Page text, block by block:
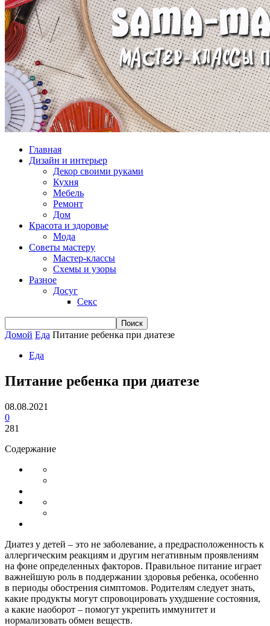
Главная
Дизайн и интерьер
Декор своими руками
Кухня
Мебель
Ремонт
Дом
Красота и здоровье
Мода
Советы мастеру
Мастер-классы
Схемы и узоры
Разное
Досуг
Секс
Домой Еда Питание ребенка при диатезе
Еда
Питание ребенка при диатезе
08.08.2021
0
281
Содержание
Диатез у детей – это не заболевание, а предрасположенность к
аллергическим реакциям и другим негативным проявлениям
на фоне определенных факторов. Правильное питание играет
важнейшую роль в поддержании здоровья ребенка, особенно
в периоды обострения симптомов. Родителям следует знать,
какие продукты могут спровоцировать ухудшение состояния,
а какие наоборот – помогут укрепить иммунитет и
нормализовать обмен веществ.